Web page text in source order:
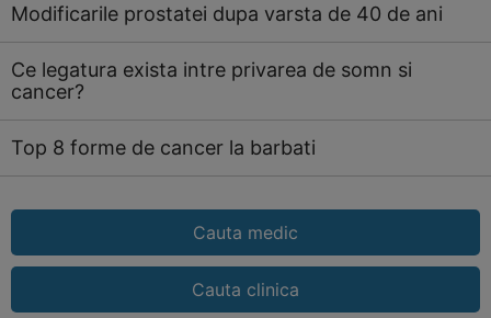
Modificarile prostatei dupa varsta de 40 de ani
Ce legatura exista intre privarea de somn si
cancer?
Top 8 forme de cancer la barbati
Cauta medic
Cauta clinica